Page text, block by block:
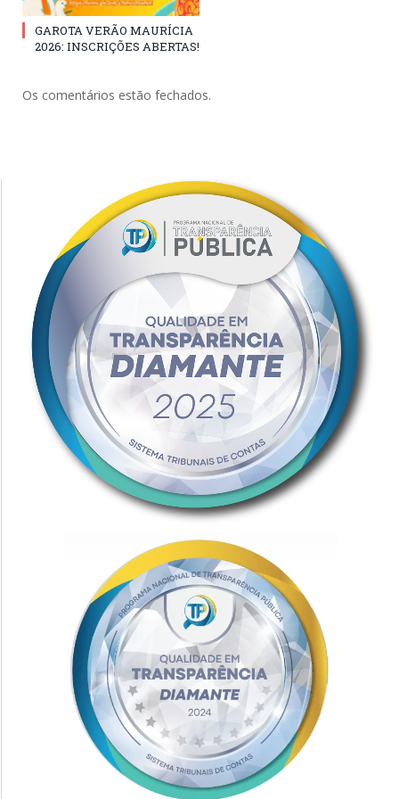
GAROTA VERÃO MAURÍCIA
2026: INSCRIÇÕES ABERTAS!
Os comentários estão fechados.